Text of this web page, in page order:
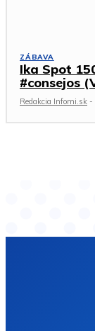
ZÁBAVA
Ika Spot
#consejos
Redakcia Infomi.sk -